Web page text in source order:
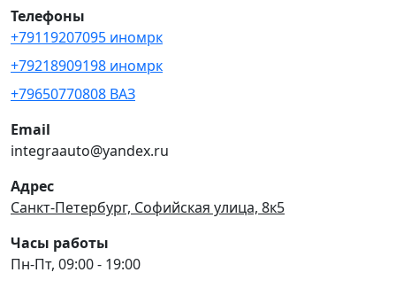
Телефоны
+79119207095 иномрк
+79218909198 иномрк
+79650770808 ВАЗ
Email
integraauto@yandex.ru
Адрес
Санкт-Петербург, Софийская улица, 8к5
Часы работы
Пн-Пт, 09:00 - 19:00